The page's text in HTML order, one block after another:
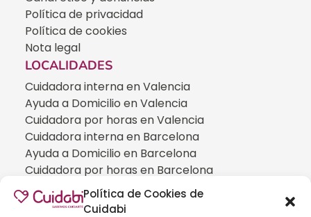
Política de Cookies de
Cuidabi
Política de privacidad
Política de cookies
Nota legal
LOCALIDADES
Cuidadora interna en Valencia
Ayuda a Domicilio en Valencia
Cuidadora por horas en Valencia
Cuidadora interna en Barcelona
Ayuda a Domicilio en Barcelona
Cuidadora por horas en Barcelona
Cuidadora interna en Madrid
Ayuda a Domicilio en Madrid